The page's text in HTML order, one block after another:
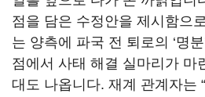
점을 담은 수정안을 제시함으
는 양측에 파국 전 퇴로의 ‘명분
점에서 사태 해결 실마리가 마
대도 나옵니다. 재계 관계자는 “